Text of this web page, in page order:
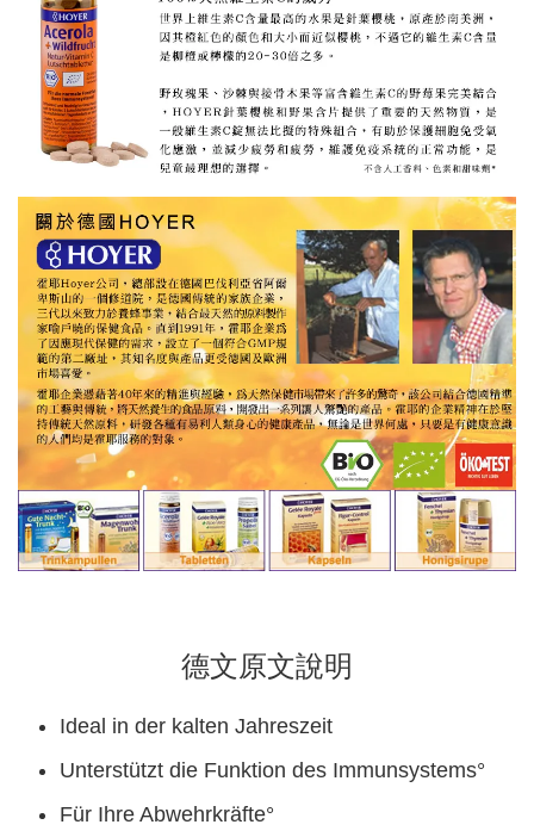
德文原文說明
Ideal in der kalten Jahreszeit
Unterstützt die Funktion des Immunsystems°
Für Ihre Abwehrkräfte°